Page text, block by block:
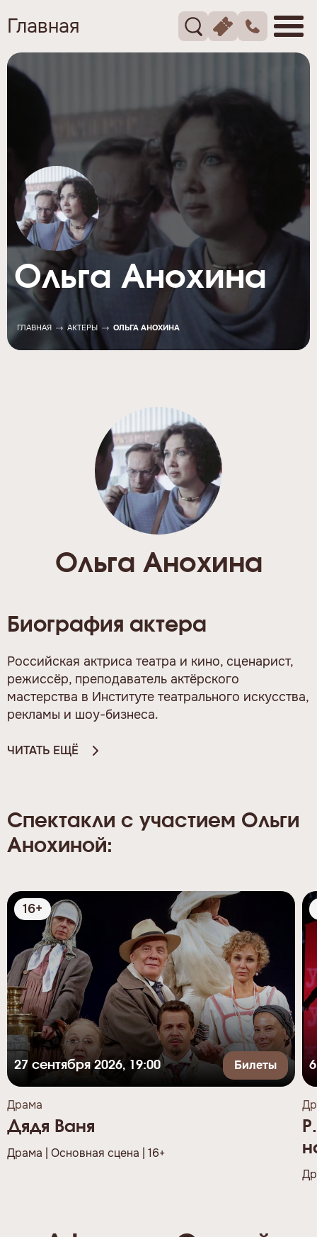
Главная
Ольга Анохина
ГЛАВНАЯ АКТЕРЫ ОЛЬГА АНОХИНА
Ольга Анохина
Биография актера
Российская актриса театра и кино, сценарист,
режиссёр, преподаватель актёрского
мастерства в Институте театрального искусства,
рекламы и шоу-бизнеса.
ЧИТАТЬ ЕЩЁ
Спектакли с участием Ольги
Анохиной:
16+
27 сентября 2026, 19:00 Билеты
Драма
Дядя Ваня
Драма | Основная сцена | 16+